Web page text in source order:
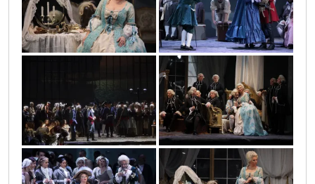
0o3a3994 0o3a3573
0o3a4626 0o3a4183